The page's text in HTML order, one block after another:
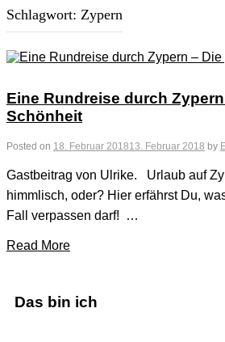
Schlagwort: Zypern
Eine Rundreise durch
Schönheit
Posted on 18. Februar 201813. Februar 2018 by
Gastbeitrag von Ulrike. Urlaub auf
himmlisch, oder? Hier erfährst Du,
Fall verpassen darf! …
Read More
Das bin ich